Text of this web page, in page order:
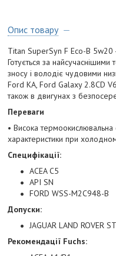
Опис товару
Titan SuperSyn F Eco-B 5w20
Готується за найсучаснішими
зносу і володіє чудовими
Ford KA, Ford Galaxy 2.8CD
також в двигунах з
Переваги
• Висока термоокислювальна
характеристики при
Специфікації:
ACEA C5
API SN
FORD WSS-M2C948-B
Допуски:
JAGUAR LAND ROVER
Рекомендації Fuchs: